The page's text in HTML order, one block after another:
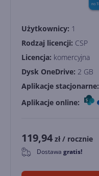
Użytkownicy: 1
Rodzaj licencji: CSP
Licencja: komercyjna
Dysk OneDrive: 2 GB
Aplikacje stacjonarne:
Aplikacje online:
119,94 zł / rocznie
0 Dostawa gratis!